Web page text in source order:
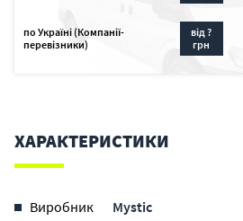
по Україні (Компанії-
перевізники)
від ?
грн
ХАРАКТЕРИСТИКИ
Виробник
Mystic